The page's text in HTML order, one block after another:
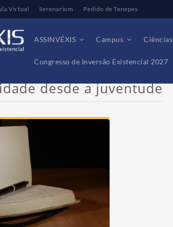
Virtual Serenarium Pedido de Tenepes
ASSINVÉXIS Campus Ciências
Congresso de Inversão Existencial 2027
desde a juventude